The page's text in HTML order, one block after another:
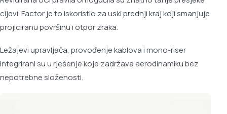
cijevi. Factor je to iskoristio za uski prednji kraj koji smanjuje
projiciranu površinu i otpor zraka.
Ležajevi upravljača, provođenje kablova i mono-riser
integrirani su u rješenje koje zadržava aerodinamiku bez
nepotrebne složenosti.